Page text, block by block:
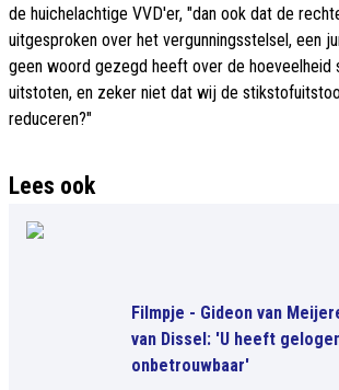
de huichelachtige VVD'er, "dan ook dat de
uitgesproken over het vergunningsstelsel, een
geen woord gezegd heeft over de
uitstoten, en zeker niet dat wij de
reduceren?"
Lees ook
Filmpje - Gideon van
van Dissel: 'U heeft
onbetrouwbaar'